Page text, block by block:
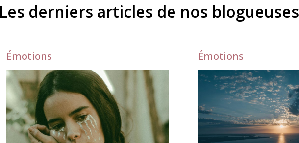
Les derniers articles de nos blogueuses
Émotions Émotions